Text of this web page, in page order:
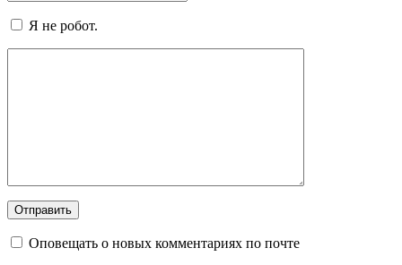
Я не робот.
Оповещать о новых комментариях по почте